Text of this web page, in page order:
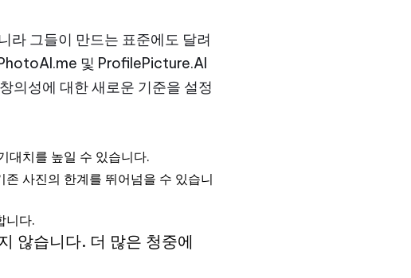
라 그들이 만드는 표준에도 달려
및 ProfilePicture.AI
의성에 대한 새로운 기준을 설정
대치를 높일 수 있습니다.
사진의 한계를 뛰어넘을 수 있습니
니다.
않습니다. 더 많은 청중에